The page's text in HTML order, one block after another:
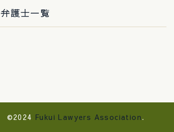
弁護士一覧
©2024 Fukui Lawyers Association.